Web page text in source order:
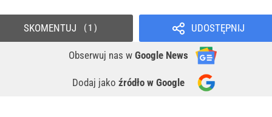
UDOSTĘPNIJ
Obserwuj nas w Google News
Dodaj jako źródło w Google
SKOMENTUJ 1